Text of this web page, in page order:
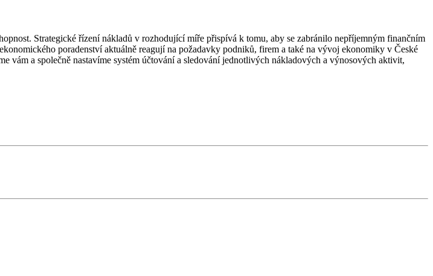
Strategické řízení nákladů v rozhodující míře přispívá k tomu, aby se zabránilo nepříjemným finančním
poradenství aktuálně reagují na požadavky podniků, firem a také na vývoj ekonomiky v České
vám a společně nastavíme systém účtování a sledování jednotlivých nákladových a výnosových aktivit,